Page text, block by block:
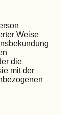
Weise
die
mit der